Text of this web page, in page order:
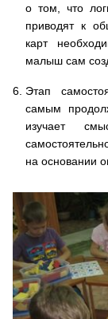
о том, что
приводят к
карт
малыш сам
Этап
самым
изучает
на основании